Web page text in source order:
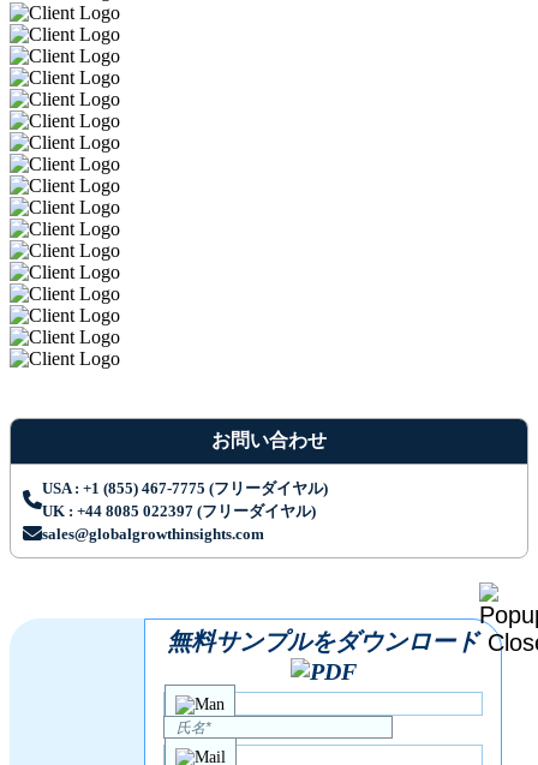
お問い合わせ
USA : +1 (855) 467-7775 (フリーダイヤル)
UK : +44 8085 022397 (フリーダイヤル)
sales@globalgrowthinsights.com
無料サンプルをダウンロード